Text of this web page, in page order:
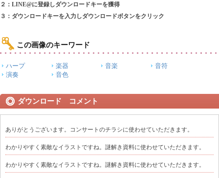
２：LINE@に登録しダウンロードキーを獲得
３：ダウンロードキーを入力しダウンロードボタンをクリック
この画像のキーワード
ハープ 楽器 音楽
音符
演奏
音色
ダウンロード コメント
ありがとうございます。コンサートのチラシに使わせていただきます。
わかりやすく素敵なイラストですね。謎解き資料に使わせていただきます。
わかりやすく素敵なイラストですね。謎解き資料に使わせていただきます。